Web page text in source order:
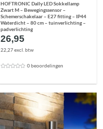
HOFTRONIC Dally LED Sokkellamp
Zwart M – Bewegingssensor –
Schemerschakelaar – E27 fitting – IP44
Waterdicht – 80 cm – tuinverlichting –
padverlichting
26,95
22,27 excl. btw
0 beoordelingen